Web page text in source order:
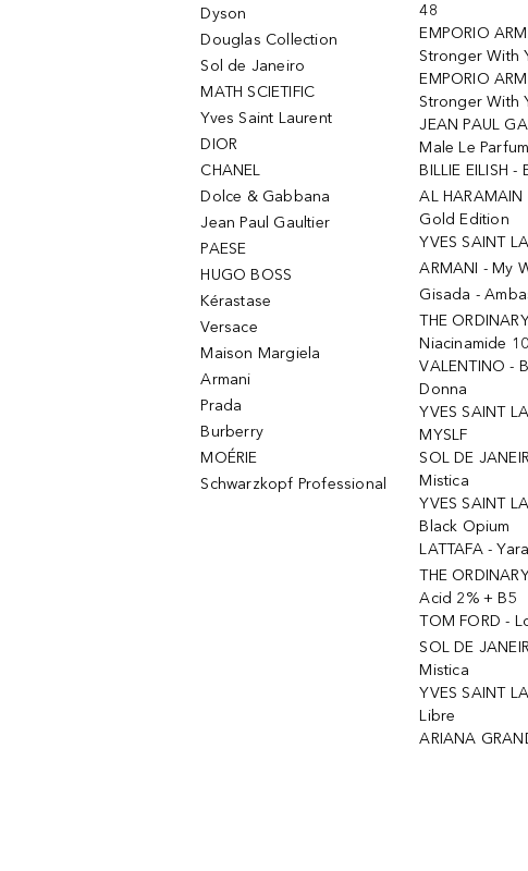
Dyson
Douglas Collection
Sol de Janeiro
MATH SCIETIFIC
Yves Saint Laurent
DIOR
CHANEL
Dolce & Gabbana
Jean Paul Gaultier
PAESE
HUGO BOSS
Kérastase
Versace
Maison Margiela
Armani
Prada
Burberry
MOÉRIE
Schwarzkopf Professional
48
EMPORIO
Stronger With
EMPORIO
Stronger With
JEAN PAUL
Male Le Parfum
BILLIE EILISH -
AL
Gold Edition
YVES SAINT
ARMANI - My
Gisada -
THE
Niacinamide
VALENTINO -
Donna
YVES SAINT
MYSLF
SOL DE
Mistica
YVES SAINT
Black Opium
LATTAFA - Yara
THE
Acid 2% + B5
TOM FORD -
SOL DE
Mistica
YVES SAINT
Libre
ARIANA